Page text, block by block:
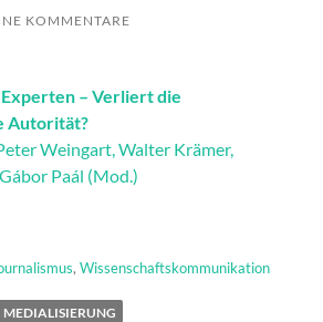
KOMMENTARE
– Verliert die
Autorität?
Weingart, Walter Krämer,
Paál (Mod.)
,Wissenschaftskommunikation
MEDIALISIERUNG